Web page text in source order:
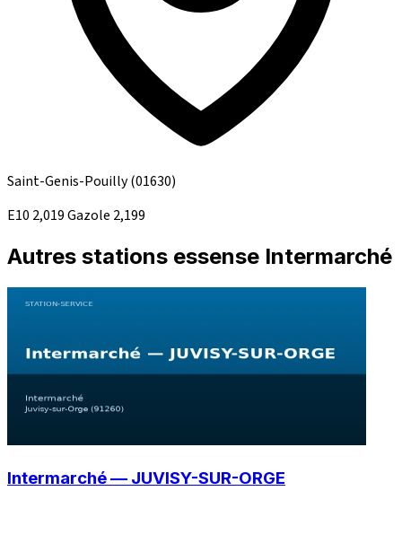
Saint-Genis-Pouilly(01630)
E10 2,019Gazole 2,199
Autres stations essense Intermarché
Intermarché — JUVISY-SUR-ORGE